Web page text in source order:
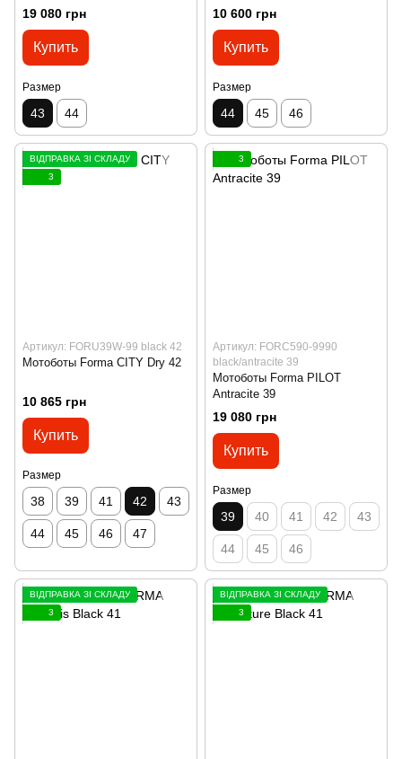
19 080 грн
Купить
Размер
43 44
10 600 грн
Купить
Размер
44 45 46
ВІДПРАВКА ЗІ СКЛАДУ
3
Артикул: FORU39W-99 black 42
Мотоботы Forma CITY Dry 42
10 865 грн
Купить
Размер
38 39 41 42 43
44 45 46 47
3
Артикул: FORC590-9990
black/antracite 39
Мотоботы Forma PILOT
Antracite 39
19 080 грн
Купить
Размер
39 40 41 42 43
44 45 46
ВІДПРАВКА ЗІ СКЛАДУ
3
ВІДПРАВКА ЗІ СКЛАДУ
3